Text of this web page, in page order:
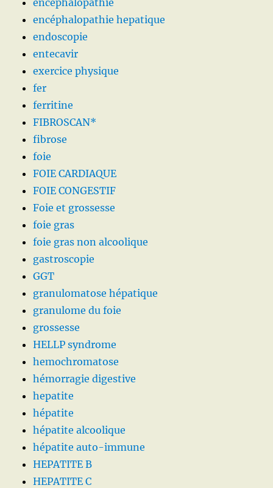
encéphalopathie
encéphalopathie hepatique
endoscopie
entecavir
exercice physique
fer
ferritine
FIBROSCAN*
fibrose
foie
FOIE CARDIAQUE
FOIE CONGESTIF
Foie et grossesse
foie gras
foie gras non alcoolique
gastroscopie
GGT
granulomatose hépatique
granulome du foie
grossesse
HELLP syndrome
hemochromatose
hémorragie digestive
hepatite
hépatite
hépatite alcoolique
hépatite auto-immune
HEPATITE B
HEPATITE C